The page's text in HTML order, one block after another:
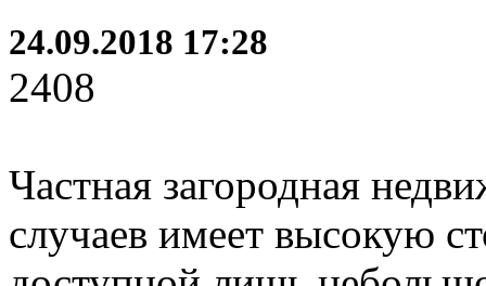
24.09.2018 17:28
2408
Частная загородная
случаев имеет высокую